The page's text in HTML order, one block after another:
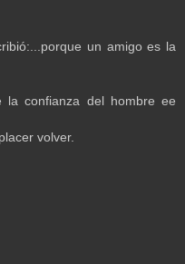
un amigo es la
la confianza del hombre ee
volver.